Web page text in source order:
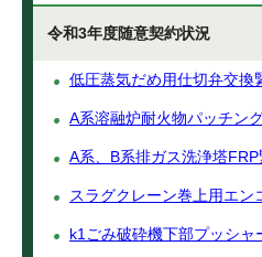
令和3年度随意契約状況
低圧蒸気だめ用仕切弁交換
A系溶融炉耐火物パッチン
A系、B系排ガス洗浄塔
スラグクレーン巻上用エン
k1ごみ破砕機下部プッシ